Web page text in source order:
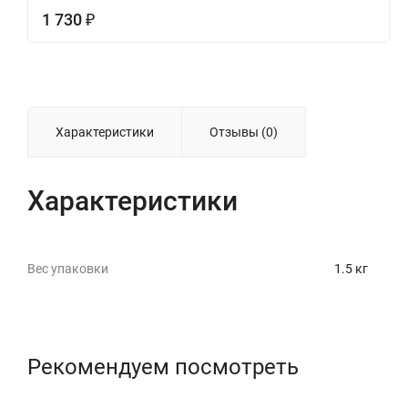
1 730₽
Характеристики Отзывы (0)
Характеристики
Вес упаковки 1.5 кг
Рекомендуем посмотреть